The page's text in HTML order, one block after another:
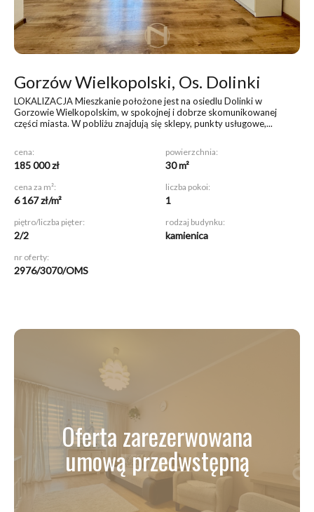
Gorzów Wielkopolski, Os. Dolinki
LOKALIZACJA Mieszkanie położone jest na osiedlu Dolinki w
Gorzowie Wielkopolskim, w spokojnej i dobrze skomunikowanej
części miasta. W pobliżu znajdują się sklepy, punkty usługowe,...
cena:
185 000 zł
powierzchnia:
30 m²
cena za m²:
6 167 zł/m²
liczba pokoi:
1
piętro/liczba pięter:
2/2
rodzaj budynku:
kamienica
nr oferty:
2976/3070/OMS
Oferta zarezerwowana
umową przedwstępną